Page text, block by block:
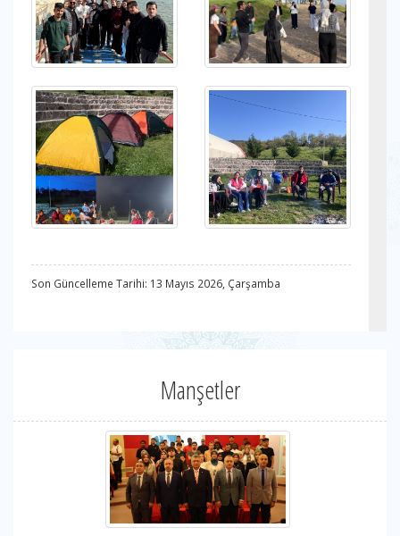
Son Güncelleme Tarihi: 13 Mayıs 2026, Çarşamba
Manşetler